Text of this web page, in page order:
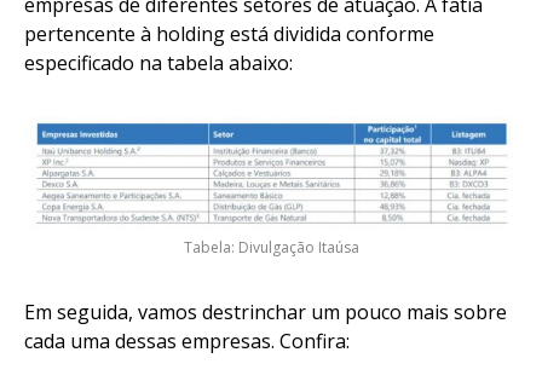
pertencente à holding está dividida conforme
especificado na tabela abaixo:
Tabela: Divulgação Itaúsa
Em seguida, vamos destrinchar um pouco mais sobre
cada uma dessas empresas. Confira: